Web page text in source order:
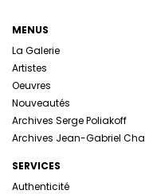
MENUS
La Galerie
Artistes
Oeuvres
Nouveautés
Archives Serge Poliakoff
Archives Jean-Gabriel
SERVICES
Authenticité